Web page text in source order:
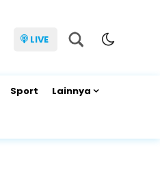
LIVE
Sport Lainnya